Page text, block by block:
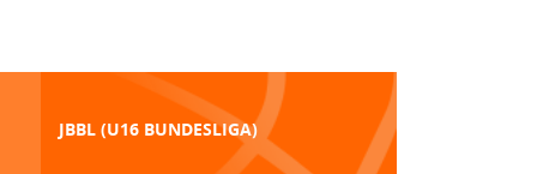
JBBL (U16 BUNDESLIGA)